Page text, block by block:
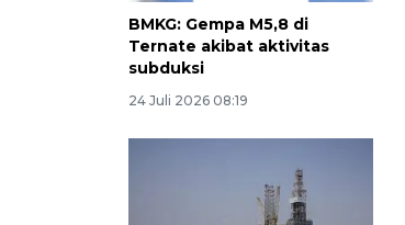
BMKG: Gempa M5,8 di
Ternate akibat aktivitas
subduksi
24 Juli 2026 08:19